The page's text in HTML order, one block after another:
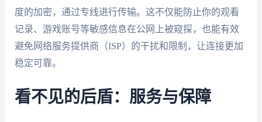
度的加密，通过专线进行传输。这不仅能防止你的观看
记录、游戏账号等敏感信息在公网上被窥探，也能有效
避免网络服务提供商（ISP）的干扰和限制，让连接更加
稳定可靠。
看不见的后盾：服务与保障